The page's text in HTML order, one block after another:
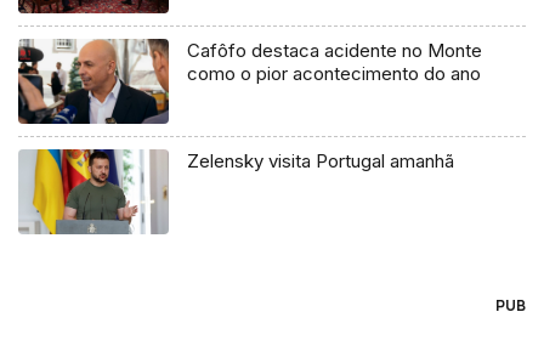
Cafôfo destaca acidente no Monte
como o pior acontecimento do ano
Zelensky visita Portugal amanhã
PUB